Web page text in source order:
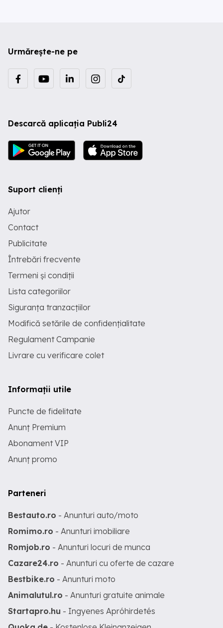
Urmărește-ne pe
Descarcă aplicația Publi24
Suport clienți
Ajutor
Contact
Publicitate
Întrebări frecvente
Termeni și condiții
Lista categoriilor
Siguranța tranzacțiilor
Modifică setările de confidențialitate
Regulament Campanie
Livrare cu verificare colet
Informații utile
Puncte de fidelitate
Anunț Premium
Abonament VIP
Anunț promo
Parteneri
Bestauto.ro - Anunturi auto/moto
Romimo.ro - Anunturi imobiliare
Romjob.ro - Anunturi locuri de munca
Cazare24.ro - Anunturi cu oferte de cazare
Bestbike.ro - Anunturi moto
Animalutul.ro - Anunturi gratuite animale
Startapro.hu - Ingyenes Apróhirdetés